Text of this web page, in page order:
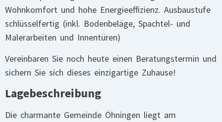
Wohnkomfort und hohe Energieeffizienz. Ausbaustufe
schlüsselfertig (inkl. Bodenbeläge, Spachtel- und
Malerarbeiten und Innentüren)
Vereinbaren Sie noch heute einen Beratungstermin und
sichern Sie sich dieses einzigartige Zuhause!
Lagebeschreibung
Die charmante Gemeinde Öhningen liegt am